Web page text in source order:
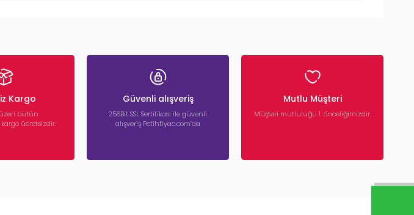
Kargo
üzeri bütün
ücretsizdir.
Güvenli alışveriş
256Bit SSL Sertifikası ile güvenli
alışveriş Petihtiyac.com’da
Mutlu Müşteri
Müşteri mutluluğu 1. önceliğimizdir.